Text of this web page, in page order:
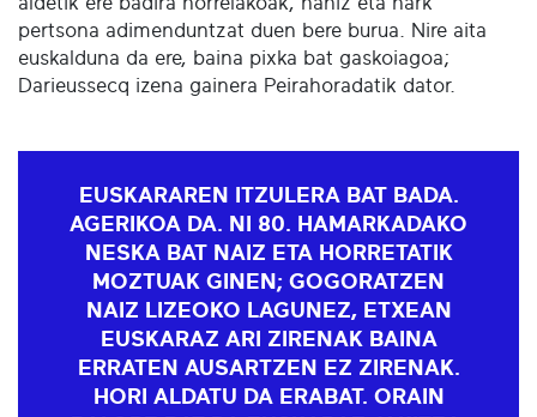
pertsona adimenduntzat duen bere burua. Nire aita
euskalduna da ere, baina pixka bat gaskoiagoa;
Darieussecq izena gainera Peirahoradatik dator.
EUSKARAREN ITZULERA BAT BADA.
AGERIKOA DA. NI 80. HAMARKADAKO
NESKA BAT NAIZ ETA HORRETATIK
MOZTUAK GINEN; GOGORATZEN
NAIZ LIZEOKO LAGUNEZ, ETXEAN
EUSKARAZ ARI ZIRENAK BAINA
ERRATEN AUSARTZEN EZ ZIRENAK.
HORI ALDATU DA ERABAT. ORAIN